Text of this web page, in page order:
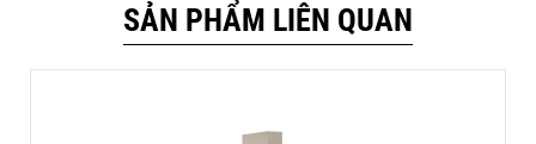
SẢN PHẨM LIÊN QUAN